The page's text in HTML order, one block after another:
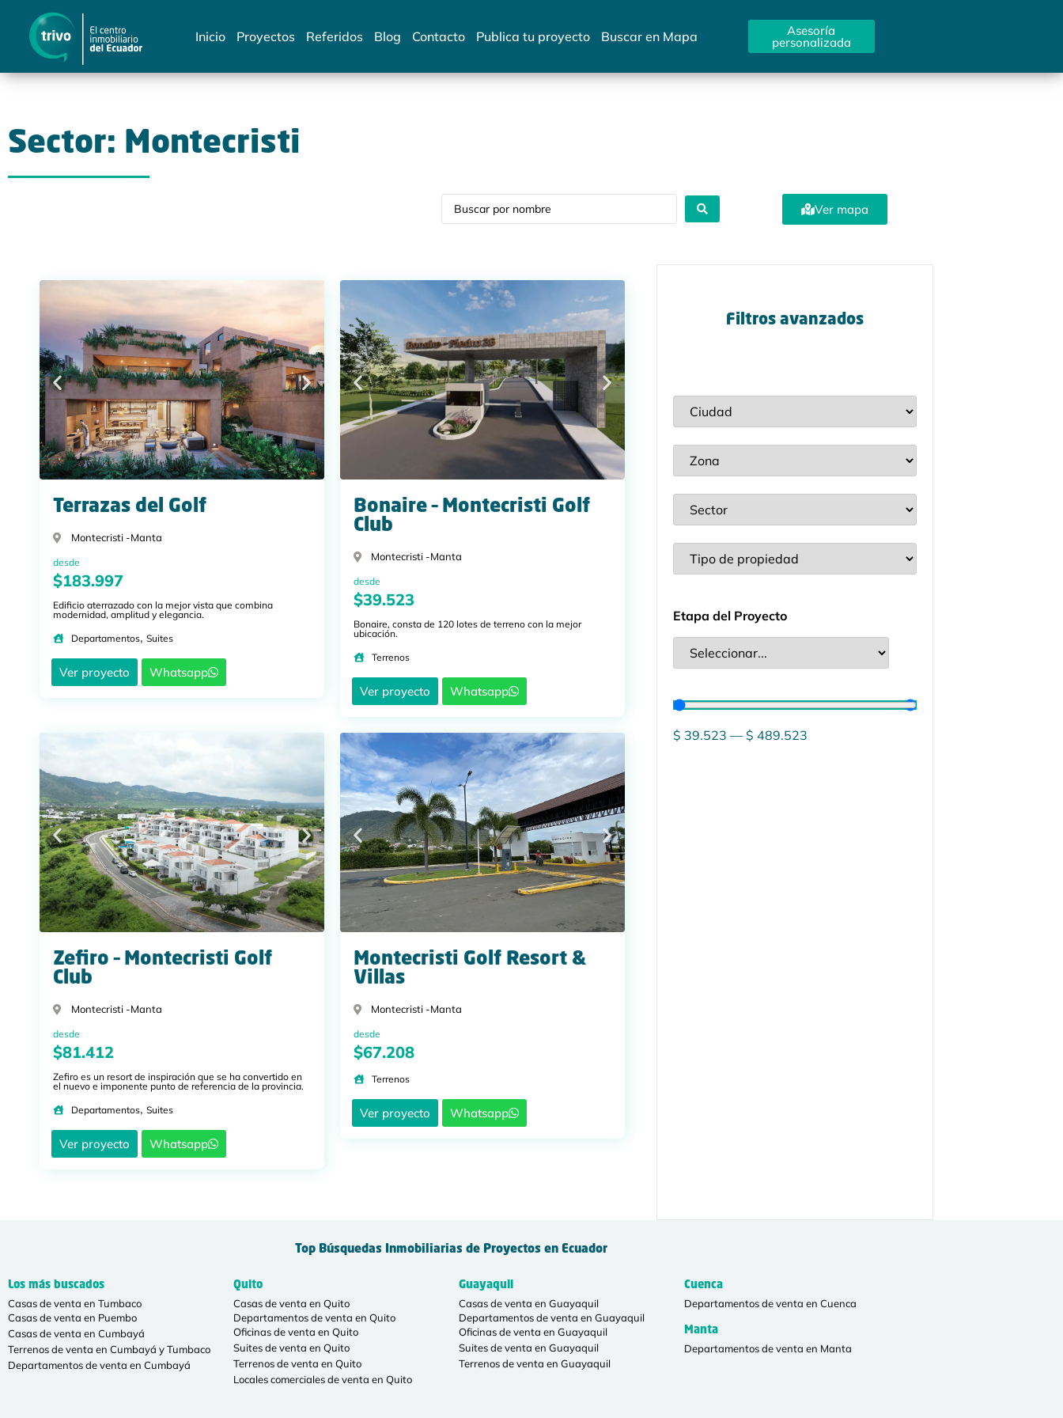
Inicio Proyectos Referidos Blog Contacto Publica tu proyecto Buscar en Mapa Asesoría
personalizada
Sector: Montecristi
Ver mapa
Terrazas del Golf
Montecristi -Manta
desde
$183.997
Edificio aterrazado con la mejor vista que combina
modernidad, amplitud y elegancia.
Departamentos, Suites
Ver proyecto Whatsapp
Bonaire – Montecristi Golf
Club
Montecristi -Manta
desde
$39.523
Bonaire, consta de 120 lotes de terreno con la mejor
ubicación.
Terrenos
Ver proyecto Whatsapp
Zefiro – Montecristi Golf
Club
Montecristi -Manta
desde
$81.412
Zefiro es un resort de inspiración que se ha convertido en
el nuevo e imponente punto de referencia de la provincia.
Departamentos, Suites
Ver proyecto Whatsapp
Montecristi Golf Resort &
Villas
Montecristi -Manta
desde
$67.208
Terrenos
Ver proyecto Whatsapp
Filtros avanzados
Etapa del Proyecto
$ 39.523 —$ 489.523
Top Búsquedas Inmobiliarias de Proyectos en Ecuador
Los más buscados
Casas de venta en Tumbaco
Casas de venta en Puembo
Casas de venta en Cumbayá
Terrenos de venta en Cumbayá y Tumbaco
Departamentos de venta en Cumbayá
Quito
Casas de venta en Quito
Departamentos de venta en Quito
Oficinas de venta en Quito
Suites de venta en Quito
Terrenos de venta en Quito
Locales comerciales de venta en Quito
Guayaquil
Casas de venta en Guayaquil
Departamentos de venta en Guayaquil
Oficinas de venta en Guayaquil
Suites de venta en Guayaquil
Terrenos de venta en Guayaquil
Cuenca
Departamentos de venta en Cuenca
Manta
Departamentos de venta en Manta